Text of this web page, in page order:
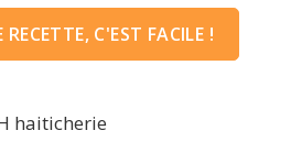
C'EST FACILE !
haiticherie